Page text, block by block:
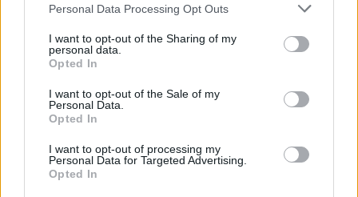
Please note that this website/app uses one or more Google
not limited to your visit or usage behaviour. You may click to
grant or deny consent to Google and its third-party tags to
use your data for below specified purposes in below Google
consent section.
Personal Data Processing Opt Outs
I want to opt-out of the Sharing of my
personal data.
Opted In
I want to opt-out of the Sale of my
Personal Data.
Opted In
I want to opt-out of processing my
Personal Data for Targeted Advertising.
Opted In